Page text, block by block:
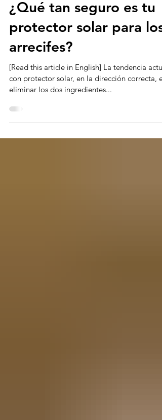
¿Qué tan seguro es tu
protector solar para los
arrecifes?
[Read this article in English] La tendencia
con protector solar, en la dirección correcta, es
eliminar los dos ingredientes...